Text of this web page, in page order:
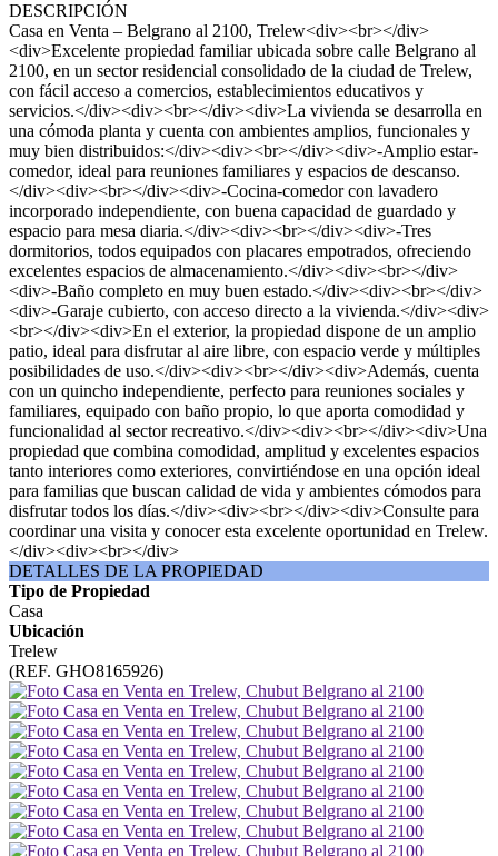
DESCRIPCIÓN
Casa en Venta – Belgrano al 2100, Trelew<div><br></div>
<div>Excelente propiedad familiar ubicada sobre calle Belgrano al
2100, en un sector residencial consolidado de la ciudad de Trelew,
con fácil acceso a comercios, establecimientos educativos y
servicios.</div><div><br></div><div>La vivienda se desarrolla en
una cómoda planta y cuenta con ambientes amplios, funcionales y
muy bien distribuidos:</div><div><br></div><div>-Amplio estar-
comedor, ideal para reuniones familiares y espacios de descanso.
</div><div><br></div><div>-Cocina-comedor con lavadero
incorporado independiente, con buena capacidad de guardado y
espacio para mesa diaria.</div><div><br></div><div>-Tres
dormitorios, todos equipados con placares empotrados, ofreciendo
excelentes espacios de almacenamiento.</div><div><br></div>
<div>-Baño completo en muy buen estado.</div><div><br></div>
<div>-Garaje cubierto, con acceso directo a la vivienda.</div><div>
<br></div><div>En el exterior, la propiedad dispone de un amplio
patio, ideal para disfrutar al aire libre, con espacio verde y múltiples
posibilidades de uso.</div><div><br></div><div>Además, cuenta
con un quincho independiente, perfecto para reuniones sociales y
familiares, equipado con baño propio, lo que aporta comodidad y
funcionalidad al sector recreativo.</div><div><br></div><div>Una
propiedad que combina comodidad, amplitud y excelentes espacios
tanto interiores como exteriores, convirtiéndose en una opción ideal
para familias que buscan calidad de vida y ambientes cómodos para
disfrutar todos los días.</div><div><br></div><div>Consulte para
coordinar una visita y conocer esta excelente oportunidad en Trelew.
</div><div><br></div>
DETALLES DE LA PROPIEDAD
Tipo de Propiedad
Casa
Ubicación
Trelew
(REF. GHO8165926)